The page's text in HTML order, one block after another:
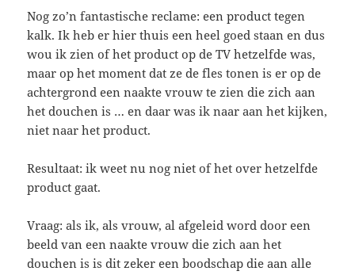
Nog zo’n fantastische reclame: een product tegen
kalk. Ik heb er hier thuis een heel goed staan en dus
wou ik zien of het product op de TV hetzelfde was,
maar op het moment dat ze de fles tonen is er op de
achtergrond een naakte vrouw te zien die zich aan
het douchen is … en daar was ik naar aan het kijken,
niet naar het product.
Resultaat: ik weet nu nog niet of het over hetzelfde
product gaat.
Vraag: als ik, als vrouw, al afgeleid word door een
beeld van een naakte vrouw die zich aan het
douchen is is dit zeker een boodschap die aan alle